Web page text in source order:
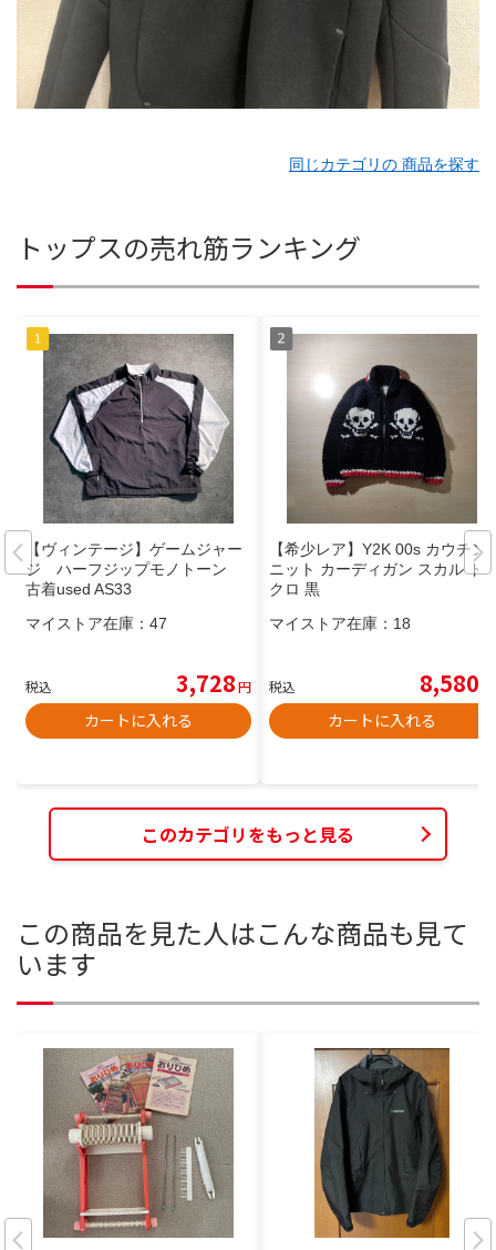
同じカテゴリの 商品を探す
トップスの売れ筋ランキング
【ヴィンテージ】ゲームジャー
ジ ハーフジップモノトーン
古着used AS33
マイストア在庫： 47
税込 3,728円
カートに入れる
【希少レア】Y2K 00s カウチン
ニット カーディガン スカル ド
クロ 黒
マイストア在庫： 18
税込 8,580
カートに入れる
このカテゴリをもっと見る
この商品を見た人はこんな商品も見て
います